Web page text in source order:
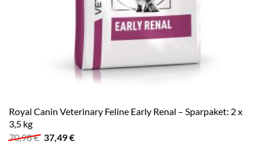
Royal Canin Veterinary Feline Early Renal – Sparpaket: 2 x
3,5 kg
70,98€ Ursprünglicher
37,49€Aktueller